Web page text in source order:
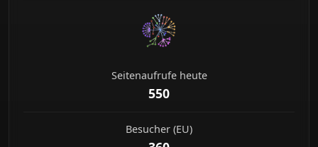
Seitenaufrufe heute
550
Besucher (EU)